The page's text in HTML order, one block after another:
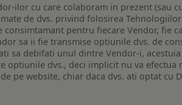
ilor cu care colaboram in prezent (sau
de dvs. privind folosirea
pentru fiecare Vendor, fie
sa ii fie transmise optiunile dvs. de
sa debifati unul dintre Vendor-i,
optiunile dvs., deci implicit nu va
pe website, chiar daca dvs. ati optat cu